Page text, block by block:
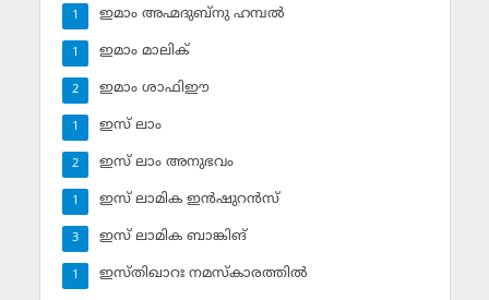
ഇമാം അഹ്മദുബ്‌നു ഹമ്പല്‍
1
ഇമാം മാലിക്
1
ഇമാം ശാഫിഈ
2
ഇസ് ലാം
1
ഇസ് ലാം അനുഭവം
2
ഇസ് ലാമിക ഇന്‍ഷുറന്‍സ്‌
1
ഇസ് ലാമിക ബാങ്കിങ്‌
3
ഇസ്തിഖാറഃ നമസ്‌കാരത്തില്‍
1